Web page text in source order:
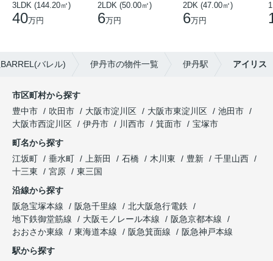
3LDK (144.20㎡)
40万円
2LDK (50.00㎡)
6万円
2DK (47.00㎡)
6万円
バレル) 伊丹市の物件一覧 伊丹駅 アイリス
市区町村から探す
豊中市
吹田市 大阪市淀川区 大阪市東淀川区
池田市
大阪市西淀川区
伊丹市 川西市 箕面市
宝塚市
町名から探す
江坂町
垂水町 上新田 石橋 木川東 豊新
千里山西
十三東
宮原
東三国
沿線から探す
阪急宝塚本線
阪急千里線
北大阪急行電鉄
地下鉄御堂筋線
大阪モノレール本線
阪急京都本線
おおさか東線
東海道本線 阪急箕面線
阪急神戸本線
駅から探す